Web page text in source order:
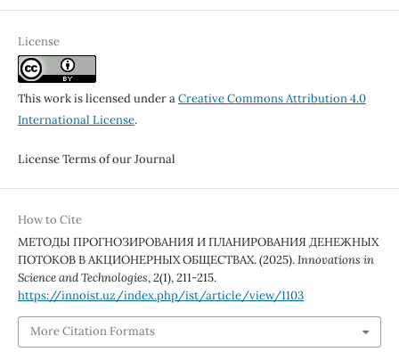
License
This work is licensed under aCreative Commons Attribution 4.0
International License.
License Terms of our Journal
How to Cite
МЕТОДЫ ПРОГНОЗИРОВАНИЯ И ПЛАНИРОВАНИЯ ДЕНЕЖНЫХ
ПОТОКОВ В АКЦИОНЕРНЫХ ОБЩЕСТВАХ. (2025).Innovations in
Science and Technologies,2(1), 211-215.
https://innoist.uz/index.php/ist/article/view/1103
More Citation Formats